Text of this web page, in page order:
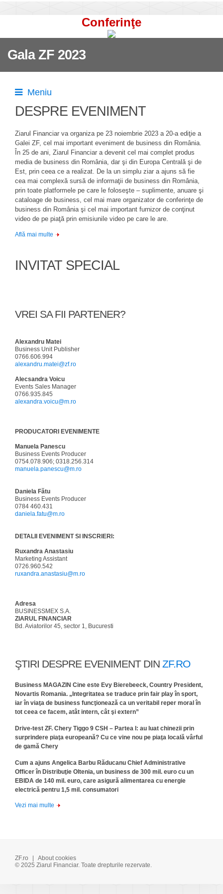
Conferinţe
Gala ZF 2023
Meniu
DESPRE EVENIMENT
Ziarul Financiar va organiza pe 23 noiembrie 2023 a 20-a ediţie a
Galei ZF, cel mai important eveniment de business din România.
În 25 de ani, Ziarul Financiar a devenit cel mai complet produs
media de business din România, dar şi din Europa Centrală şi de
Est, prin ceea ce a realizat. De la un simplu ziar a ajuns să fie
cea mai complexă sursă de informaţii de business din România,
prin toate platformele pe care le foloseşte – suplimente, anuare şi
cataloage de business, cel mai mare organizator de conferinţe de
business din România şi cel mai important furnizor de conţinut
video de pe piaţă prin emisiunile video pe care le are.
Află mai multe
INVITAT SPECIAL
VREI SA FII PARTENER?
Alexandru Matei
Business Unit Publisher
0766.606.994
alexandru.matei@zf.ro
Alecsandra Voicu
Events Sales Manager
0766.935.845
alexandra.voicu@m.ro
PRODUCATORI EVENIMENTE
Manuela Panescu
Business Events Producer
0754.078.906; 0318.256.314
manuela.panescu@m.ro
Daniela Fătu
Business Events Producer
0784 460.431
daniela.fatu@m.ro
DETALII EVENIMENT SI INSCRIERI:
Ruxandra Anastasiu
Marketing Assistant
0726.960.542
ruxandra.anastasiu@m.ro
Adresa
BUSINESSMEX S.A.
ZIARUL FINANCIAR
Bd. Aviatorilor 45, sector 1, Bucuresti
ŞTIRI DESPRE EVENIMENT DIN ZF.RO
Business MAGAZIN Cine este Evy Bierebeeck, Country President,
Novartis Romania. „Integritatea se traduce prin fair play în sport,
iar în viaţa de business funcţionează ca un veritabil reper moral în
tot ceea ce facem, atât intern, cât şi extern”
Drive-test ZF. Chery Tiggo 9 CSH – Partea I: au luat chinezii prin
surprindere piaţa europeană? Cu ce vine nou pe piaţa locală vârful
de gamă Chery
Cum a ajuns Angelica Barbu Răducanu Chief Administrative
Officer în Distribuţie Oltenia, un business de 300 mil. euro cu un
EBIDA de 140 mil. euro, care asigură alimentarea cu energie
electrică pentru 1,5 mil. consumatori
Vezi mai multe
ZF.ro |
About cookies
© 2025 Ziarul Financiar. Toate drepturile rezervate.